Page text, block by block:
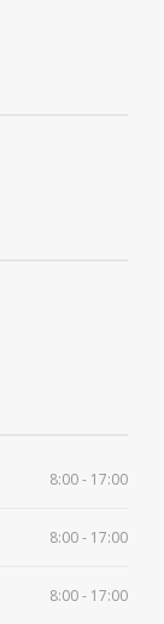
8:00 - 17:00
8:00 - 17:00
8:00 - 17:00